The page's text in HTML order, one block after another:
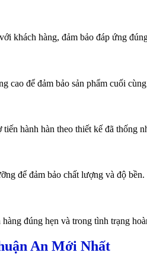
khách hàng, đảm bảo đáp ứng
cao để đảm bảo sản phẩm cuối
hành hàn theo thiết kế đã thống
để đảm bảo chất lượng và độ bền.
đúng hẹn và trong tình trạng
An Mới Nhất